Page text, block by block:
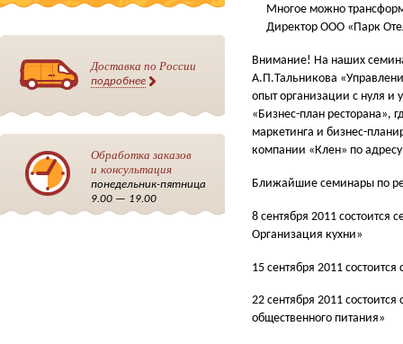
Многое можно
Директор ООО «Парк
Внимание! На наших
А.П.Тальникова
опыт организации с нуля и
«Бизнес-план ресторана»,
маркетинга и бизнес-
компании «Клен» по
Ближайшие семинары по
8 сентября 2011 состоится
Организация кухни»
15 сентября 2011
22 сентября 2011
общественного питания»
Доставка по России
подробнее
Обработка заказов
и консультация
понедельник-пятница
9.00 — 19.00